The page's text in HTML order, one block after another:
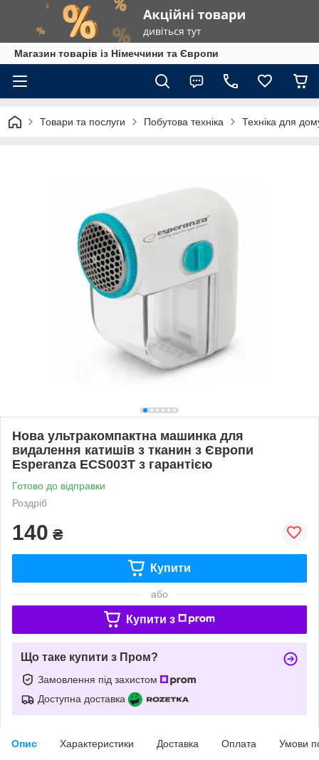
Магазин товарів із Німеччини та Європи
Товари та послуги Побутова техніка Техніка для
Нова ультракомпактна машинка для
видалення катишів з тканин з Європи
Esperanza ECS003T з гарантією
Готово до відправки
Роздріб
140 ₴
Купити
або
Купити з
Що таке купити з Пром?
Замовлення під захистом
Доступна доставка
Опис Характеристики Доставка Оплата Умови